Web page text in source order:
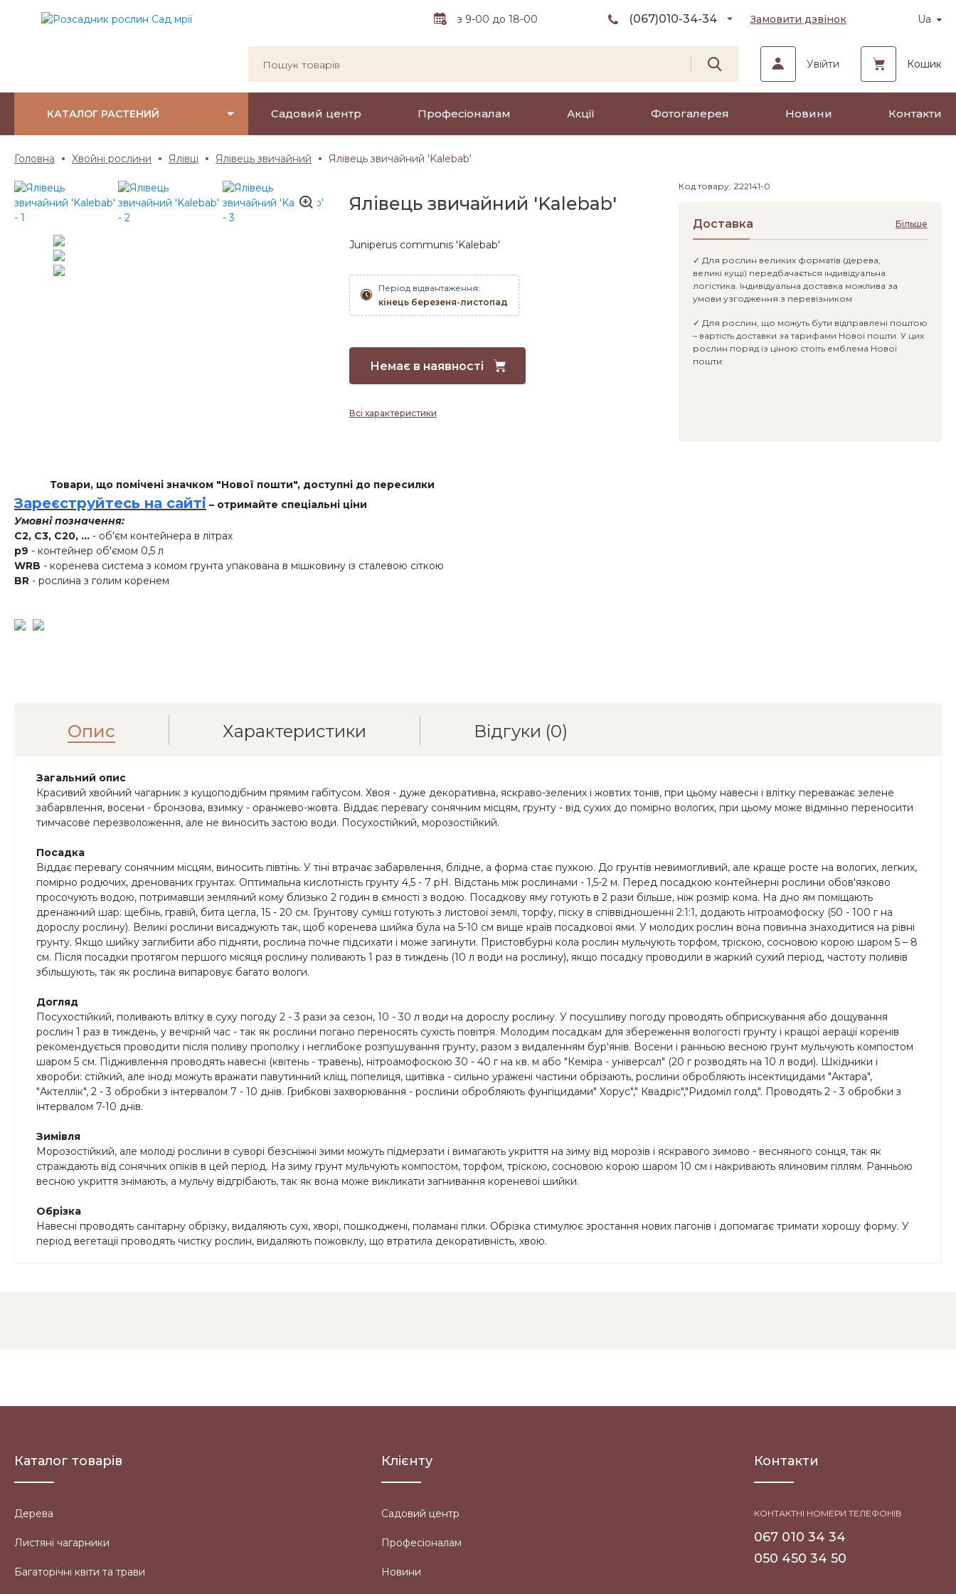
з 9-00 до 18-00 (067)010-34-34 Замовити дзвінок Ua
Увійти Кошик
КАТАЛОГ РАСТЕНИЙ Садовий центр Професіоналам Акції Фотогалерея Новини Контакти
Головна Хвойні рослини Ялівці Ялівець звичайний Ялівець звичайний 'Kalebab'
Ялівець звичайний 'Kalebab'
Juniperus communis 'Kalebab'
Період відвантаження:
кінець березеня-листопад
Немає в наявності
Всі характеристики
Код товару: Z22141-0
Доставка Більше
✓ Для рослин великих форматів (дерева,
великі кущі) передбачається індивідуальна
логістика. Індивідуальна доставка можлива за
умови узгодження з перевізником
✓ Для рослин, що можуть бути відправлені поштою
– вартість доставки за тарифами Нової пошти. У цих
рослин поряд із ціною стоїть емблема Нової
пошти:
Товари, що помічені значком "Нової пошти", доступні до пересилки
Зареєструйтесь на сайті – отримайте спеціальні ціни
Умовні позначення:
C2, C3, C20, ... - об'єм контейнера в літрах
p9 - контейнер об'ємом 0,5 л
WRB - коренева система з комом грунта упакована в мішковину із сталевою сіткою
BR - рослина з голим коренем
Опис Характеристики Відгуки (0)
Загальний опис
Красивий хвойний чагарник з кущоподібним прямим габітусом. Хвоя - дуже декоративна, яскраво-зелених і жовтих тонів, при цьому навесні і влітку переважає зелене
забарвлення, восени - бронзова, взимку - оранжево-жовта. Віддає перевагу сонячним місцям, грунту - від сухих до помірно вологих, при цьому може відмінно переносити
тимчасове перезволоження, але не виносить застою води. Посухостійкий, морозостійкий.
Посадка
Віддає перевагу сонячним місцям, виносить півтінь. У тіні втрачає забарвлення, блідне, а форма стає пухкою. До грунтів невимогливий, але краще росте на вологих, легких,
помірно родючих, дренованих грунтах. Оптимальна кислотність грунту 4,5 - 7 рН. Відстань між рослинами - 1,5-2 м. Перед посадкою контейнерні рослини обов'язково
просочують водою, потримавши земляний кому близько 2 годин в ємності з водою. Посадкову яму готують в 2 рази більше, ніж розмір кома. На дно ям поміщають
дренажний шар: щебінь, гравій, бита цегла, 15 - 20 см. Грунтову суміш готують з листової землі, торфу, піску в співвідношенні 2:1:1, додають нітроамофоску (50 - 100 г на
дорослу рослину). Великі рослини висаджують так, щоб коренева шийка була на 5-10 см вище країв посадкової ями. У молодих рослин вона повинна знаходитися на рівні
грунту. Якщо шийку заглибити або підняти, рослина почне підсихати і може загинути. Пристовбурні кола рослин мульчують торфом, тріскою, сосновою корою шаром 5 – 8
см. Після посадки протягом першого місяця рослину поливають 1 раз в тиждень (10 л води на рослину), якщо посадку проводили в жаркий сухий період, частоту поливів
збільшують, так як рослина випаровує багато вологи.
Догляд
Посухостійкий, поливають влітку в суху погоду 2 - 3 рази за сезон, 10 - 30 л води на дорослу рослину. У посушливу погоду проводять обприскування або дощування
рослин 1 раз в тиждень, у вечірній час - так як рослини погано переносять сухість повітря. Молодим посадкам для збереження вологості грунту і кращої аерації коренів
рекомендується проводити після поливу прополку і неглибоке розпушування грунту, разом з видаленням бур'янів. Восени і ранньою весною грунт мульчують компостом
шаром 5 см. Підживлення проводять навесні (квітень - травень), нітроамофоскою 30 - 40 г на кв. м або "Кеміра - універсал" (20 г розводять на 10 л води). Шкідники і
хвороби: стійкий, але іноді можуть вражати павутинний кліщ, попелиця, щитівка - сильно уражені частини обрізають, рослини обробляють інсектицидами "Актара",
"Актеллік", 2 - 3 обробки з інтервалом 7 - 10 днів. Грибкові захворювання - рослини обробляють фунгіцидами" Хорус"," Квадріс","Ридоміл голд". Проводять 2 - 3 обробки з
інтервалом 7-10 днів.
Зимівля
Морозостійкий, але молоді рослини в суворі безсніжні зими можуть підмерзати і вимагають укриття на зиму від морозів і яскравого зимово - весняного сонця, так як
страждають від сонячних опіків в цей період. На зиму грунт мульчують компостом, торфом, тріскою, сосновою корою шаром 10 см і накривають ялиновим гіллям. Ранньою
весною укриття знімають, а мульчу відгрібають, так як вона може викликати загнивання кореневої шийки.
Обрізка
Навесні проводять санітарну обрізку, видаляють сухі, хворі, пошкоджені, поламані гілки. Обрізка стимулює зростання нових пагонів і допомагає тримати хорошу форму. У
період вегетації проводять чистку рослин, видаляють пожовклу, що втратила декоративність, хвою.
Каталог товарів
Дерева
Листяні чагарники
Багаторічні квіти та трави
Клієнту
Садовий центр
Професіоналам
Новини
Контакти
КОНТАКТНІ НОМЕРИ ТЕЛЕФОНІВ
067 010 34 34
050 450 34 50